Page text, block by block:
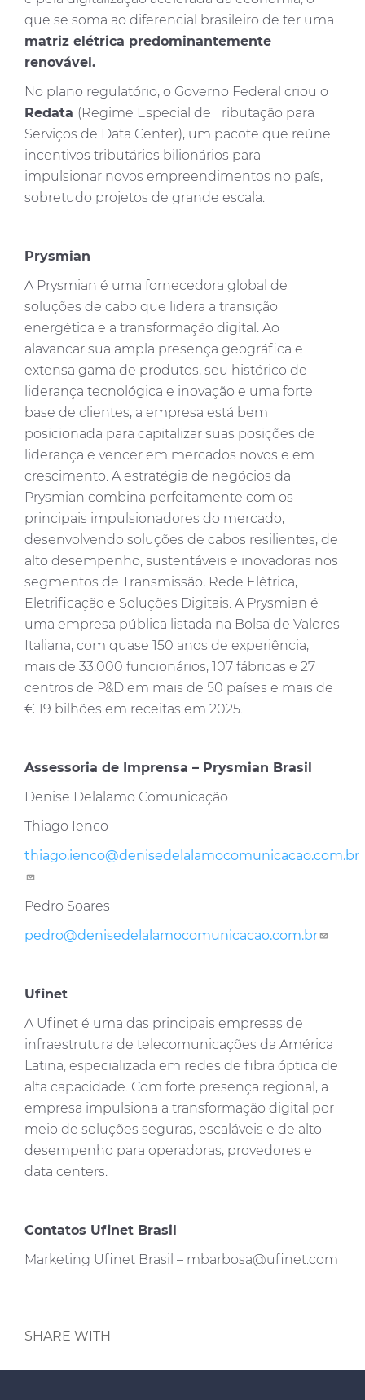
que se soma ao diferencial brasileiro de ter uma
matriz elétrica predominantemente
renovável.
No plano regulatório, o Governo Federal criou o
Redata (Regime Especial de Tributação para
Serviços de Data Center), um pacote que reúne
incentivos tributários bilionários para
impulsionar novos empreendimentos no país,
sobretudo projetos de grande escala.
Prysmian
A Prysmian é uma fornecedora global de
soluções de cabo que lidera a transição
energética e a transformação digital. Ao
alavancar sua ampla presença geográfica e
extensa gama de produtos, seu histórico de
liderança tecnológica e inovação e uma forte
base de clientes, a empresa está bem
posicionada para capitalizar suas posições de
liderança e vencer em mercados novos e em
crescimento. A estratégia de negócios da
Prysmian combina perfeitamente com os
principais impulsionadores do mercado,
desenvolvendo soluções de cabos resilientes, de
alto desempenho, sustentáveis e inovadoras nos
segmentos de Transmissão, Rede Elétrica,
Eletrificação e Soluções Digitais. A Prysmian é
uma empresa pública listada na Bolsa de Valores
Italiana, com quase 150 anos de experiência,
mais de 33.000 funcionários, 107 fábricas e 27
centros de P&D em mais de 50 países e mais de
€ 19 bilhões em receitas em 2025.
Assessoria de Imprensa – Prysmian Brasil
Denise Delalamo Comunicação
Thiago Ienco
thiago.ienco@denisedelalamocomunicacao.com.br
Pedro Soares
pedro@denisedelalamocomunicacao.com.br
Ufinet
A Ufinet é uma das principais empresas de
infraestrutura de telecomunicações da América
Latina, especializada em redes de fibra óptica de
alta capacidade. Com forte presença regional, a
empresa impulsiona a transformação digital por
meio de soluções seguras, escaláveis e de alto
desempenho para operadoras, provedores e
data centers.
Contatos Ufinet Brasil
Marketing Ufinet Brasil – mbarbosa@ufinet.com
SHARE WITH